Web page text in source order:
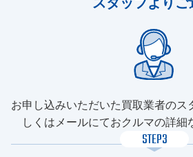
お申し込みいただいた買取業者のス
しくはメールにておクルマの詳細
STEP3